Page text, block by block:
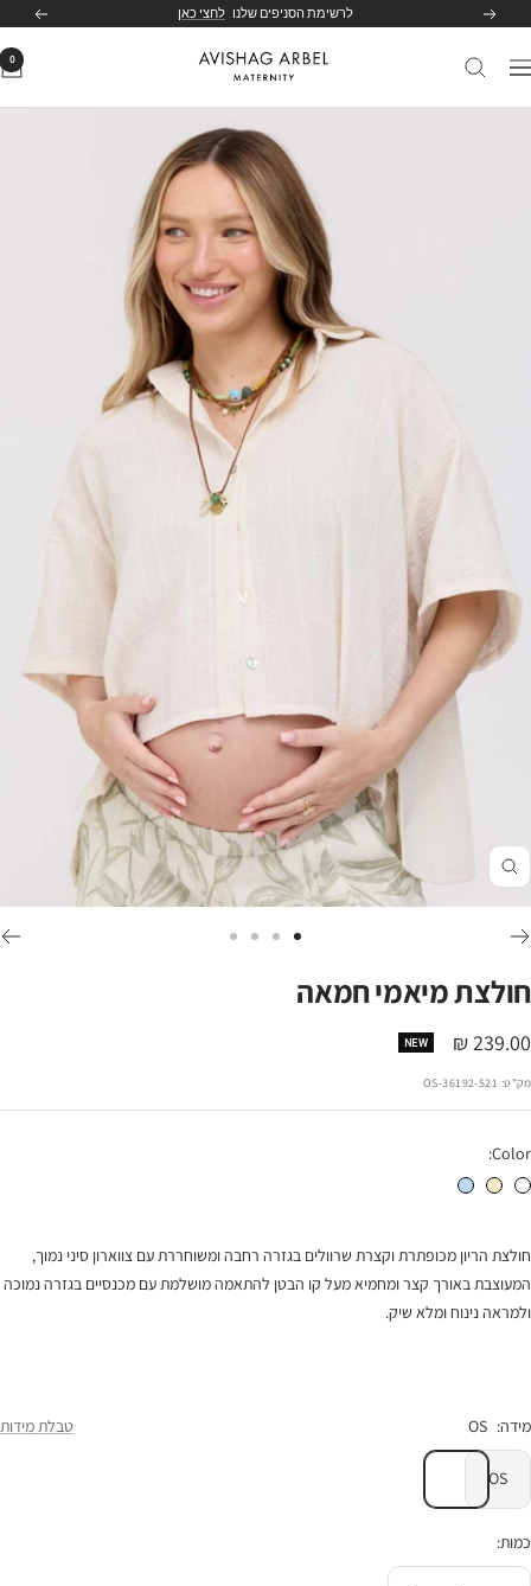
הקודם לרשימת הסניפים שלנו לחצי כאן הבא
ניווט
Avishag
0
זום
1חולצת מיאמי חמאה
מחיר
בהנחה
239.00 ₪
NEW
מק"ט: 36192-521-OS
Color:
חולצת הריון מיאמי לבנהחולצת מיאמי חמאהחולצת הריון מיאמי תכלת
חולצת הריון מכופתרת וקצרת שרוולים בגזרה רחבה ומשוחררת עם צווארון סיני נמוך,
המעוצבת באורך קצר ומחמיא מעל קו הבטן להתאמה מושלמת עם מכנסיים בגזרה נמוכה
ולמראה נינוח ומלא שיק.
מידה: OS טבלת מידות
OS
כמות: